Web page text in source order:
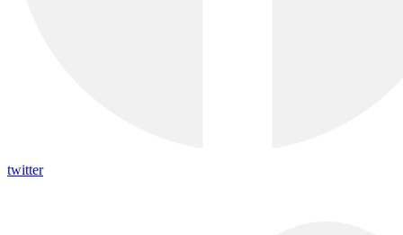
twitter